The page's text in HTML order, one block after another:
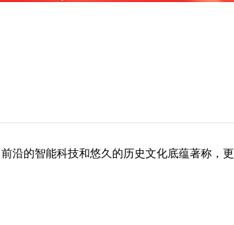
沿的智能科技和悠久的历史文化底蕴著称，更